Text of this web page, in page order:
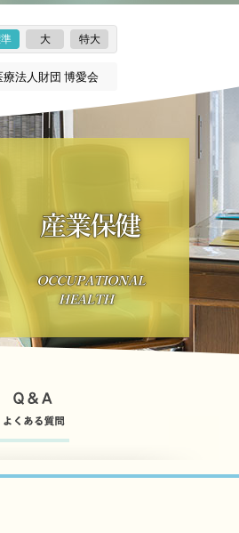
大 特大
療法人財団 博愛会